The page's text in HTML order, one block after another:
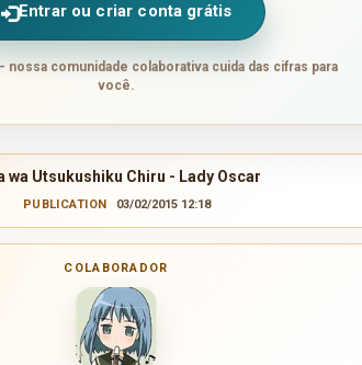
Entrar ou criar conta grátis
nossa comunidade colaborativa cuida das cifras para
você.
wa Utsukushiku Chiru - Lady Oscar
PUBLICATION 03/02/2015 12:18
COLABORADOR